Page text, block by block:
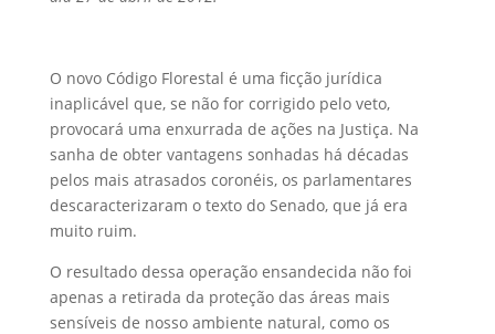
O novo Código Florestal é uma ficção jurídica
inaplicável que, se não for corrigido pelo veto,
provocará uma enxurrada de ações na Justiça. Na
sanha de obter vantagens sonhadas há décadas
pelos mais atrasados coronéis, os parlamentares
descaracterizaram o texto do Senado, que já era
muito ruim.
O resultado dessa operação ensandecida não foi
apenas a retirada da proteção das áreas mais
sensíveis de nosso ambiente natural, como os